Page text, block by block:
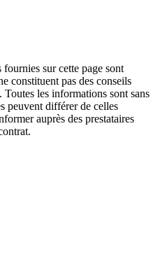
sur cette page sont
constituent pas des conseils
les informations sont sans
peuvent différer de celles
auprès des prestataires